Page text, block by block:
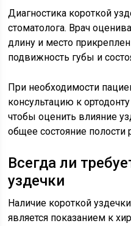
Диагностика короткой
стоматолога. Врач
длину и место
подвижность губы и
При необходимости
консультацию к
чтобы оценить влияние
общее состояние полости
Всегда ли
уздечки
Наличие короткой
является показанием к